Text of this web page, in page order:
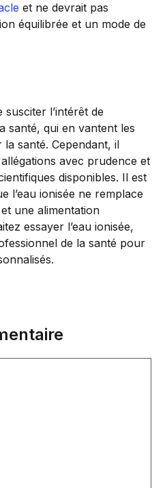
et ne devrait pas
équilibrée et un mode de
susciter l’intérêt de
santé, qui en vantent les
santé. Cependant, il
avec prudence et
disponibles. Il est
l’eau ionisée ne remplace
une alimentation
essayer l’eau ionisée,
de la santé pour